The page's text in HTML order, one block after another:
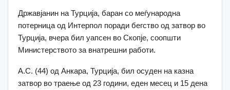
Државјанин на Турција, баран со меѓународна
потерница од Интерпол поради бегство од затвор во
Турција, вчера бил уапсен во Скопје, соопшти
Министерството за внатрешни работи.
А.С. (44) од Анкара, Турција, бил осуден на казна
затвор во траење од 23 години, еден месец и 15 дена